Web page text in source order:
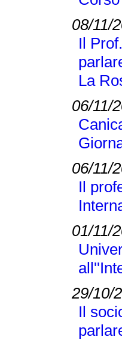
08/11/
Il
La
06/11/
06/11/
Il
01/11/
29/10/
Il